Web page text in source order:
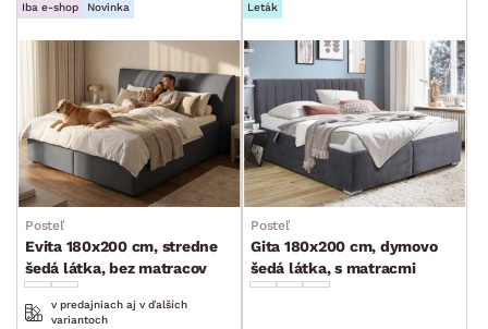
Iba e-shop Novinka
Posteľ
Evita 180x200 cm, stredne
šedá látka, bez matracov
v predajniach aj v ďalších
variantoch
Leták
Posteľ
Gita 180x200 cm, dymovo
šedá látka, s matracmi